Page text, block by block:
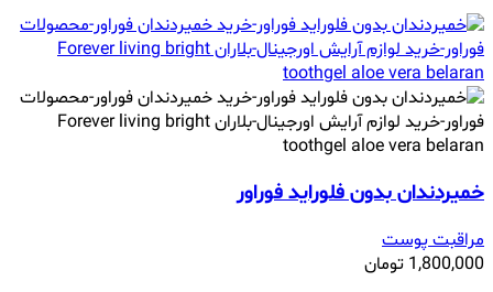
خمیردندان بدون فلوراید فوراور
مراقبت پوست
1,800,000 تومان